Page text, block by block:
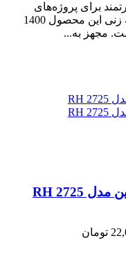
قدرتمند برای پروژه‌های
تخریب سنگین و صنعتی است. نرخ ضربه زنی این محصول 1400